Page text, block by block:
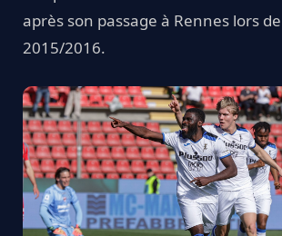
après son passage à Rennes lors
2015/2016.